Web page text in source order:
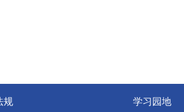
规 学习园地